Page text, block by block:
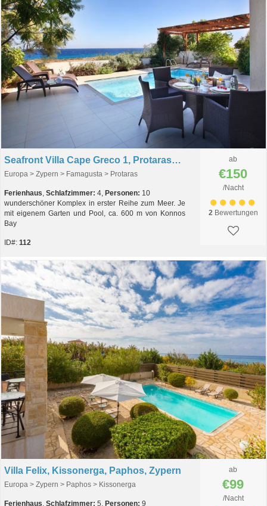
Seafront Villa Cape Greco 1, Protaras, Zypern
Europa > Zypern > Famagusta > Protaras
Ferienhaus, Schlafzimmer: 4, Personen: 10
wunderschöner Komplex in erster Reihe zum Meer. Je
mit eigenem Garten und Pool, ca. 600 m von Konnos
Bay
ID#: 112
ab
€150
/Nacht
2Bewertungen
Villa Felix, Kissonerga, Paphos, Zypern
Europa > Zypern > Paphos > Kissonerga
Ferienhaus, Schlafzimmer: 5, Personen: 9
ab
€99
/Nacht